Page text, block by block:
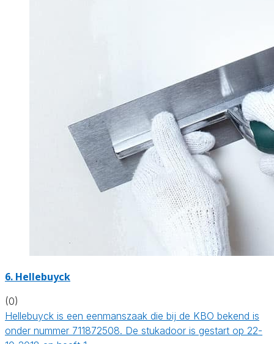
6. Hellebuyck
(0)
Hellebuyck is een eenmanszaak die bij de KBO bekend is
onder nummer 711872508. De stukadoor is gestart op 22-